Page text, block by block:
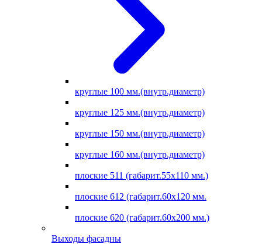
круглые 100 мм.(внутр.диаметр)
круглые 125 мм.(внутр.диаметр)
круглые 150 мм.(внутр.диаметр)
круглые 160 мм.(внутр.диаметр)
плоские 511 (габарит.55х110 мм.)
плоские 612 (габарит.60х120 мм.
плоские 620 (габарит.60х200 мм.)
Выходы фасадны